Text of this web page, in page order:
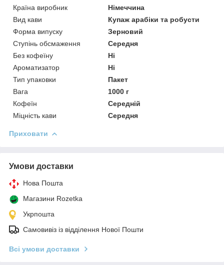
Країна виробник
Німеччина
Вид кави
Купаж арабіки та робусти
Форма випуску
Зерновий
Ступінь обсмаження
Середня
Без кофеїну
Ні
Ароматизатор
Ні
Тип упаковки
Пакет
Вага
1000 г
Кофеїн
Середній
Міцність кави
Середня
Приховати
Умови доставки
Нова Пошта
Магазини Rozetka
Укрпошта
Самовивіз із відділення Нової Пошти
Всі умови доставки